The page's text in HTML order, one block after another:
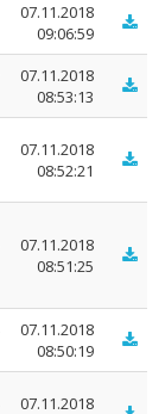
07.11.2018
09:06:59
07.11.2018
08:53:13
07.11.2018
08:52:21
07.11.2018
08:51:25
07.11.2018
08:50:19
07.11.2018